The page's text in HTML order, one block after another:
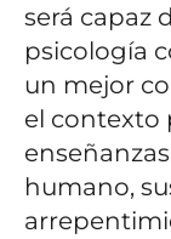
será capaz
psicología
un mejor
el contexto
humano,